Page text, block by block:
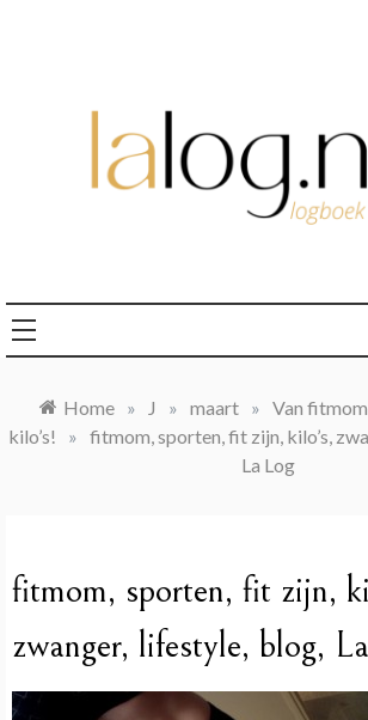
Home » J » maart » Van
kilo’s!
» fitmom, sporten, fit zijn, kilo’s,
La Log
fitmom, sporten, fit zijn,
zwanger, lifestyle, blog,